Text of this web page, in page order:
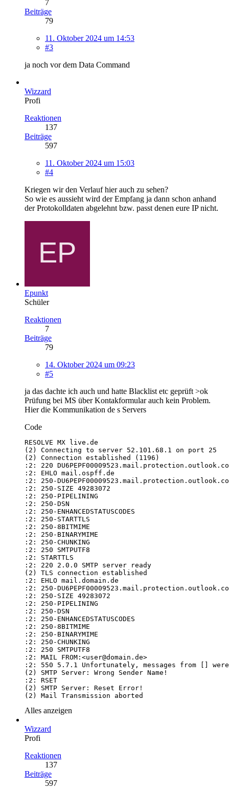
7
Beiträge
79
11. Oktober 2024 um 14:53
#3
ja noch vor dem Data Command
Wizzard
Profi
Reaktionen
137
Beiträge
597
11. Oktober 2024 um 15:03
#4
Kriegen wir den Verlauf hier auch zu sehen?
So wie es aussieht wird der Empfang ja dann schon anhand
der Protokolldaten abgelehnt bzw. passt denen eure IP nicht.
Epunkt
Schüler
Reaktionen
7
Beiträge
79
14. Oktober 2024 um 09:23
#5
ja das dachte ich auch und hatte Blacklist etc geprüft >ok
Prüfung bei MS über Kontakformular auch kein Problem.
Hier die Kommunikation de s Servers
Code
(2) Mail Transmission aborted
Alles anzeigen
Wizzard
Profi
Reaktionen
137
Beiträge
597